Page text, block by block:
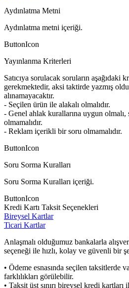
Aydınlatma Metni
Aydınlatma metni içeriği.
ButtonIcon
Yayınlanma Kriterleri
Satıcıya sorulacak soruların aşağıdaki
gerekmektedir, aksi taktirde yazmış
alınamayacaktır.
- Seçilen ürün ile alakalı olmalıdır.
- Genel ahlak kurallarına uygun
olmamalıdır.
- Reklam içerikli bir soru olmamalıdır.
ButtonIcon
Soru Sorma Kuralları
Soru Sorma Kuralları içeriği.
ButtonIcon
Kredi Kartı Taksit Seçenekleri
Bireysel Kartlar
Ticari Kartlar
Anlaşmalı olduğumuz bankalarla
seçeneği ile hızlı, kolay ve güvenli bir
• Ödeme esnasında seçilen taksitlerde
farklılıkları görülebilir.
• Taksit üst sınırı bireysel kredi